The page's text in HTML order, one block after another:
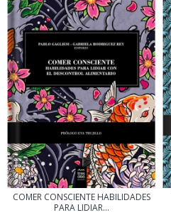
COMER CONSCIENTE HABILIDADES
PARA LIDIAR...